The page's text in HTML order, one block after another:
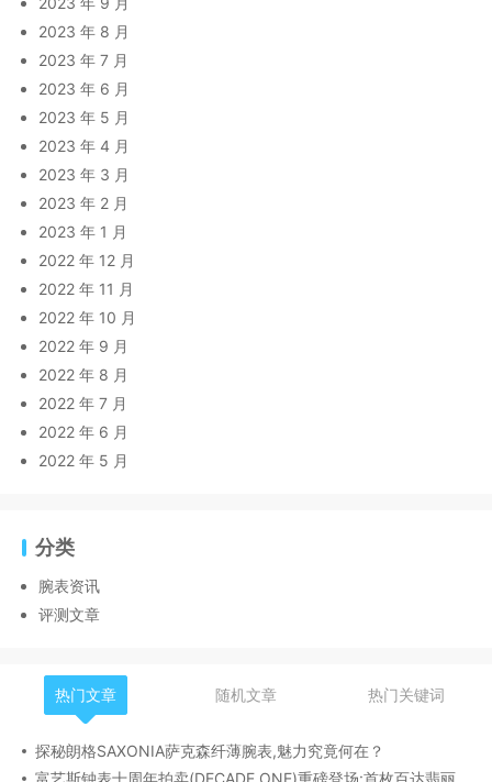
2023 年 8 月
2023 年 7 月
2023 年 6 月
2023 年 5 月
2023 年 4 月
2023 年 3 月
2023 年 2 月
2023 年 1 月
2022 年 12 月
2022 年 11 月
2022 年 10 月
2022 年 9 月
2022 年 8 月
2022 年 7 月
2022 年 6 月
2022 年 5 月
分类
腕表资讯
评测文章
热门文章 随机文章 热门关键词
探秘朗格SAXONIA萨克森纤薄腕表,魅力究竟何在？